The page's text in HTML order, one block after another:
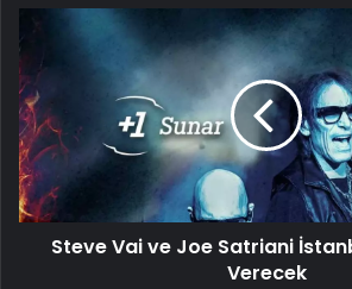
Vai
ve
Joe
Satriani
İstanbul'da
Konser
Verecek
Steve Vai ve Joe Satriani
Verecek